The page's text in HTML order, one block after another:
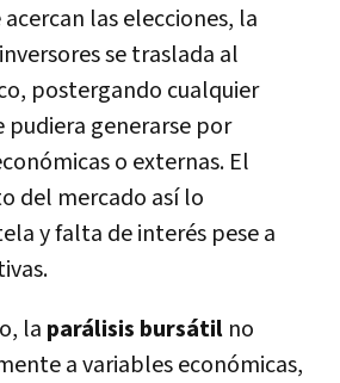
acercan las elecciones, la
se traslada al
postergando cualquier
pudiera generarse por
o externas. El
del mercado así lo
y falta de interés pese a
la parálisis bursátil no
a variables económicas,